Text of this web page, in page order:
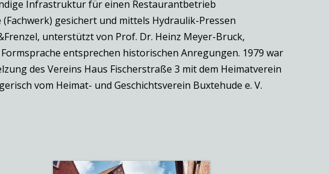
Infrastruktur für einen Restaurantbetrieb
gesichert und mittels Hydraulik-Pressen
unterstützt von Prof. Dr. Heinz Meyer-Bruck,
entsprechen historischen Anregungen. 1979 war
des Vereins Haus Fischerstraße 3 mit dem Heimatverein
vom Heimat- und Geschichtsverein Buxtehude e. V.